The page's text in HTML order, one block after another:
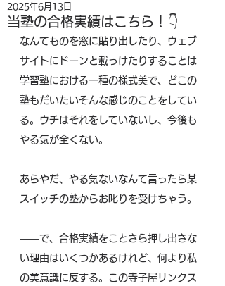
当塾の合格実績はこちら！👇
2025年6月13日
なんてものを窓に貼り出したり、ウェブ
サイトにドーンと載っけたりすることは
学習塾における一種の様式美で、どこの
塾もだいたいそんな感じのことをしてい
る。ウチはそれをしていないし、今後も
やる気が全くない。
あらやだ、やる気ないなんて言ったら某
スイッチの塾からお叱りを受けちゃう。
――で、合格実績をことさら押し出さな
い理由はいくつかあるけれど、何より私
の美意識に反する。この寺子屋リンクス